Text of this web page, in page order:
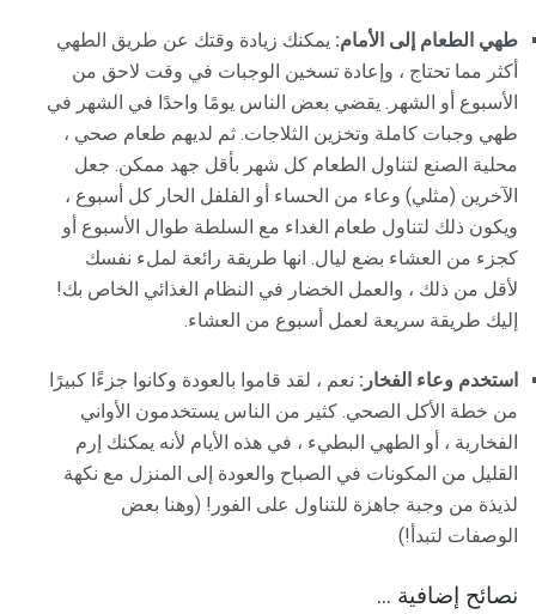
طهي الطعام إلى الأمام: يمكنك زيادة وقتك عن طريق الطهي
أكثر مما تحتاج ، وإعادة تسخين الوجبات في وقت لاحق من
الأسبوع أو الشهر. يقضي بعض الناس يومًا واحدًا في الشهر في
طهي وجبات كاملة وتخزين الثلاجات. ثم لديهم طعام صحي ،
محلية الصنع لتناول الطعام كل شهر بأقل جهد ممكن. جعل
الآخرين (مثلي) وعاء من الحساء أو الفلفل الحار كل أسبوع ،
ويكون ذلك لتناول طعام الغداء مع السلطة طوال الأسبوع أو
كجزء من العشاء بضع ليال. انها طريقة رائعة لملء نفسك
لأقل من ذلك ، والعمل الخضار في النظام الغذائي الخاص بك!
إليك طريقة سريعة لعمل أسبوع من العشاء.
استخدم وعاء الفخار: نعم ، لقد قاموا بالعودة وكانوا جزءًا كبيرًا
من خطة الأكل الصحي. كثير من الناس يستخدمون الأواني
الفخارية ، أو الطهي البطيء ، في هذه الأيام لأنه يمكنك إرم
القليل من المكونات في الصباح والعودة إلى المنزل مع نكهة
لذيذة من وجبة جاهزة للتناول على الفور! (وهنا بعض
الوصفات لتبدأ!)
نصائح إضافية ...